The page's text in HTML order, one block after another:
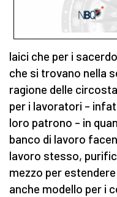
laici che per i
che si trovano nella
ragione delle
per i lavoratori –
loro patrono – in
banco di lavoro
lavoro stesso,
mezzo per estendere
anche modello per i